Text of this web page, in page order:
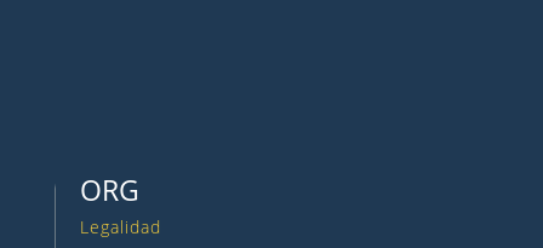
ORG
Legalidad